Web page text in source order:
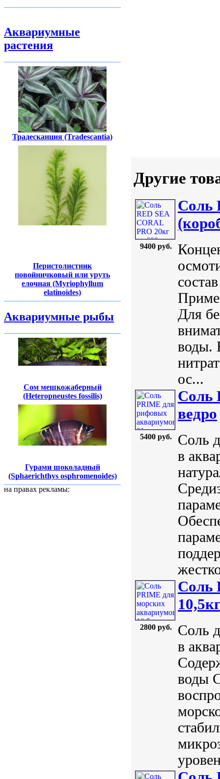
Аквариумные
растения
Традесканция (Tradescantia)
Перистолистник
повойничковый или уруть
елочная (Myriophyllum
elatinoides)
Аквариумные рыбы
Сом мешкожаберный
(Heteropneustes fossilis)
Гурами шоколадный
(Sphaerichthys osphromenoides)
на правах рекламы:
Другие
9400 руб.
Соль
Для
воды.
ос...
5400 руб.
Соль
ведро
Соль
в
2800 руб.
Соль
Соль
в
воды